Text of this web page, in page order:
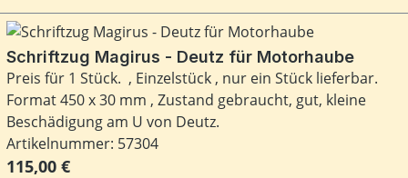
Schriftzug Magirus - Deutz für Motorhaube
Preis für 1 Stück. , Einzelstück , nur ein Stück lieferbar.
Format 450 x 30 mm , Zustand gebraucht, gut, kleine
Beschädigung am U von Deutz.
Artikelnummer: 57304
Regulärer Preis:
115,00 €